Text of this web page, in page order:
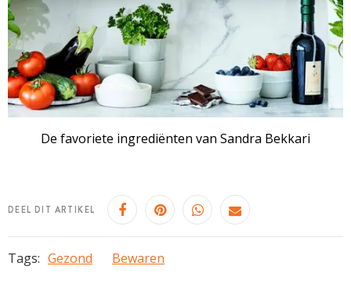
De favoriete ingrediënten van Sandra Bekkari
DEEL DIT ARTIKEL
Tags: Gezond Bewaren